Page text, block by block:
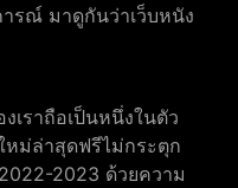
รณ์ มาดูกันว่าเว็บหนัง
เราถือเป็นหนึ่งในตัว
หม่ล่าสุดฟรีไม่กระตุก
2023 ด้วยความ